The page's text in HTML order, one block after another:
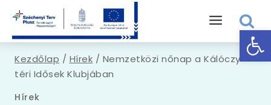
content
Kezdőlap / Hírek / Nemzetközi nőnap a Kálóczy
téri Idősek Klubjában
Hírek